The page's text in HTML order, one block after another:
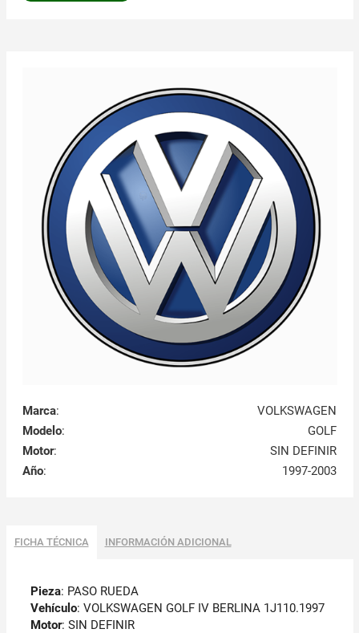
Marca:
VOLKSWAGEN
Modelo:
GOLF
Motor:
SIN DEFINIR
Año: 1997-2003
FICHA TÉCNICA INFORMACIÓN ADICIONAL
Pieza: PASO RUEDA
Vehículo: VOLKSWAGEN GOLF IV BERLINA 1J110.1997
Motor: SIN DEFINIR